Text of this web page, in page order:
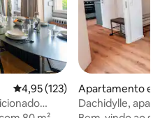
Classificação média de 4,95 em
4,95 (123)
Apartamento em
Dachidylle,